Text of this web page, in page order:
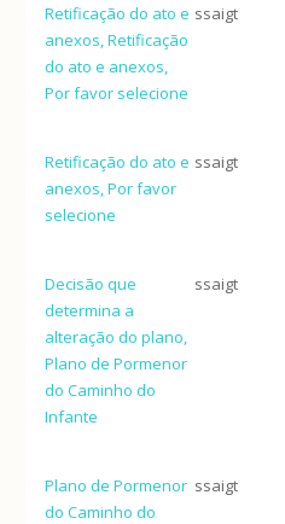
Retificação do ato e
anexos, Retificação
do ato e anexos,
Por favor selecione
ssaigt
Retificação do ato e
anexos, Por favor
selecione
ssaigt
Decisão que
determina a
alteração do plano,
Plano de Pormenor
do Caminho do
Infante
ssaigt
Plano de Pormenor
do Caminho do
ssaigt